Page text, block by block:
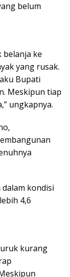
belum
belanja ke
yang rusak.
Bupati
Meskipun tiap
ungkapnya.
kondisi
4,6
kurang